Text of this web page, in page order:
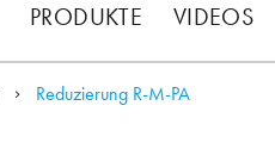
PRODUKTE VIDEOS
Reduzierung R-M-PA